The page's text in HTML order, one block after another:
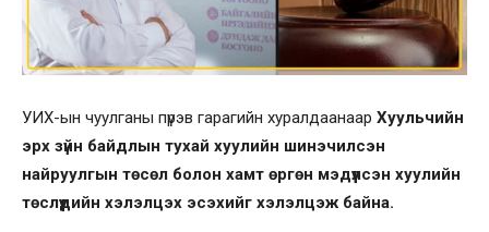
УИХ-ын чуулганы пүрэв гарагийн хуралдаанаар Хуульчийн
эрх зүйн байдлын тухай хуулийн шинэчилсэн
найруулгын төсөл болон хамт өргөн мэдүүлсэн хуулийн
төслүүдийн хэлэлцэх эсэхийг хэлэлцэж байна.